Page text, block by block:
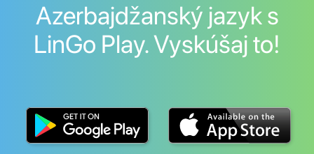
Azerbajdžanský jazyk s
LinGo Play. Vyskúšaj to!